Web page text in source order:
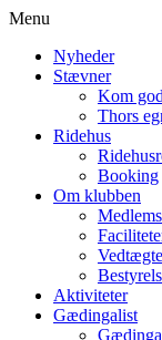
Menu
Nyheder
Stævner
Kom
Thors
Ridehus
Booking
Om klubben
Aktiviteter
Gædingalist